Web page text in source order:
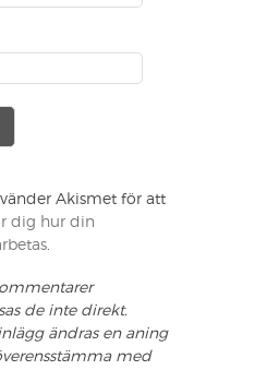
Akismet för att
dig hur din
de inte direkt.
ändras en aning
med